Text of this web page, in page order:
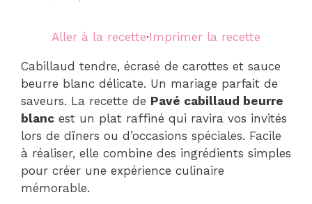
Aller à la recette·Imprimer la recette
Cabillaud tendre, écrasé de carottes et sauce
beurre blanc délicate. Un mariage parfait de
saveurs. La recette de Pavé cabillaud beurre
blanc est un plat raffiné qui ravira vos invités
lors de dîners ou d’occasions spéciales. Facile
à réaliser, elle combine des ingrédients simples
pour créer une expérience culinaire
mémorable.